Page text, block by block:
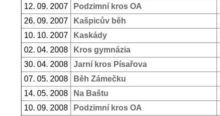
12. 09. 2007
Podzimní kros OA
26. 09. 2007
Kašpicův běh
10. 10. 2007
Kaskády
02. 04. 2008
Kros gymnázia
30. 04. 2008
Jarní kros Písařova
07. 05. 2008
Běh Zámečku
14. 05. 2008
Na Baštu
10. 09. 2008
Podzimní kros OA